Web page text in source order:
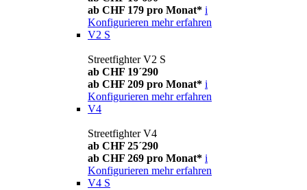
ab CHF 179 pro Monat* i
Konfigurieren mehr erfahren
V2 S
Streetfighter V2 S
ab CHF 19´290
ab CHF 209 pro Monat* i
Konfigurieren mehr erfahren
V4
Streetfighter V4
ab CHF 25´290
ab CHF 269 pro Monat* i
Konfigurieren mehr erfahren
V4 S